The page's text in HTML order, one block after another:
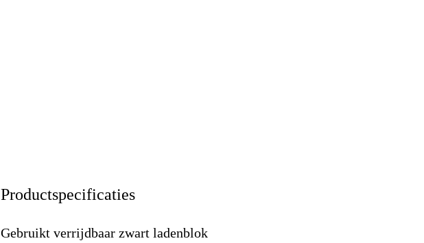
Productspecificaties
Gebruikt verrijdbaar zwart ladenblok